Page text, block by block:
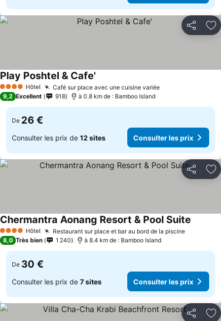
Partager
4 Étoiles Hôtel Café sur place avec une cuisine variée
Play Poshtel & Cafe'
9,2 Excellent 918 à 0.8 km de : Bamboo Island
De 26 €
Consulter les prix de 12 sites Consulter les prix
Partager
4 Étoiles Hôtel Restaurant sur place et bar au bord de la piscine
Chermantra Aonang Resort & Pool Suite
8,0 Très bien 1 240 à 8.4 km de : Bamboo Island
De 30 €
Consulter les prix de 7 sites Consulter les prix
Partager